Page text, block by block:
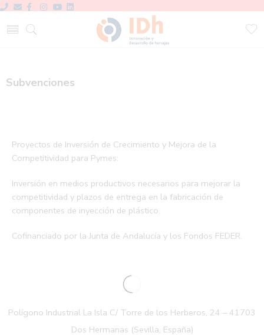
Subvenciones
Proyectos de Inversión de Crecimiento y Mejora de la
Competitividad para Pymes:
Inversión en medios productivos necesarios para mejorar la
competitividad y plazos de entrega en la fabricación de
componentes de inyección de plástico.
Cofinanciado por la Junta de Andalucía y los Fondos FEDER.
Polígono Industrial La Isla C/ Torre de los Herberos, 24 – 41703
Dos Hermanas (Sevilla, España)